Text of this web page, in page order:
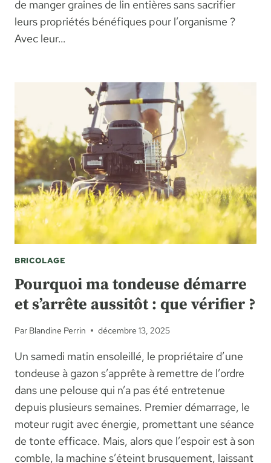
de manger graines de lin entières sans sacrifier
leurs propriétés bénéfiques pour l’organisme ?
Avec leur…
BRICOLAGE
Pourquoi ma tondeuse démarre
et s’arrête aussitôt : que vérifier ?
Par Blandine Perrin décembre 13, 2025
Un samedi matin ensoleillé, le propriétaire d’une
tondeuse à gazon s’apprête à remettre de l’ordre
dans une pelouse qui n’a pas été entretenue
depuis plusieurs semaines. Premier démarrage, le
moteur rugit avec énergie, promettant une séance
de tonte efficace. Mais, alors que l’espoir est à son
comble, la machine s’éteint brusquement, laissant